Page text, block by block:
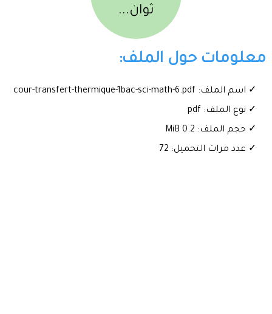
ثوان...
معلومات حول الملف:
✓ اسم الملف: cour-transfert-thermique-1bac-sci-math-6.pdf
✓ نوع الملف: pdf
✓ حجم الملف: 0.2 MiB
✓ عدد مرات التحميل: 72